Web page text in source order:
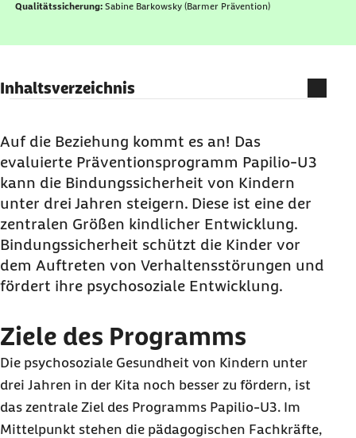
Qualitätssicherung: Sabine Barkowsky (Barmer Prävention)
Inhaltsverzeichnis
Zielgruppen
Inhalte des Programms
Fortbildungen
Kooperationspartner
Kontakt
Auf die Beziehung kommt es an! Das
evaluierte Präventionsprogramm Papilio-U3
kann die Bindungssicherheit von Kindern
unter drei Jahren steigern. Diese ist eine der
zentralen Größen kindlicher Entwicklung.
Bindungssicherheit schützt die Kinder vor
dem Auftreten von Verhaltensstörungen und
fördert ihre psychosoziale Entwicklung.
Ziele des Programms
Die psychosoziale Gesundheit von Kindern unter
drei Jahren in der Kita noch besser zu fördern, ist
das zentrale Ziel des Programms Papilio-U3. Im
Mittelpunkt stehen die pädagogischen Fachkräfte,